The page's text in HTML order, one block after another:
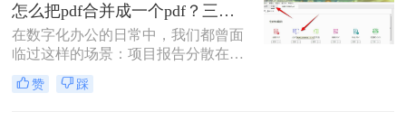
怎么把pdf合并成一个pdf？三招教你高效整合关键信息！
在数字化办公的日常中，我们都曾面
临过这样的场景：项目报告分散在多
个PDF里，学术论文章节各自独立，
或是一堆扫描合同需要整合。PDF合
赞 踩